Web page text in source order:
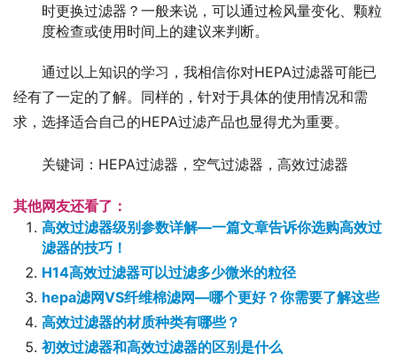
时更换过滤器？一般来说，可以通过检风量变化、颗粒
度检查或使用时间上的建议来判断。
通过以上知识的学习，我相信你对HEPA过滤器可能已
经有了一定的了解。同样的，针对于具体的使用情况和需
求，选择适合自己的HEPA过滤产品也显得尤为重要。
关键词：HEPA过滤器，空气过滤器，高效过滤器
其他网友还看了：
高效过滤器级别参数详解—一篇文章告诉你选购高效过
滤器的技巧！
H14高效过滤器可以过滤多少微米的粒径
hepa滤网VS纤维棉滤网—哪个更好？你需要了解这些
高效过滤器的材质种类有哪些？
初效过滤器和高效过滤器的区别是什么